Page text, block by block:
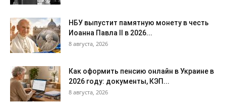
НБУ выпустит памятную монету в честь
Иоанна Павла II в 2026...
8 августа, 2026
Как оформить пенсию онлайн в Украине в
2026 году: документы, КЭП...
8 августа, 2026